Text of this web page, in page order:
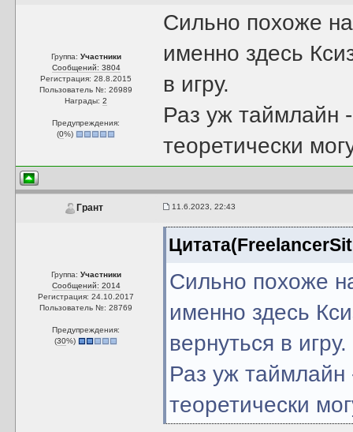
Группа: Участники
Сообщений: 3804
Регистрация: 28.8.2015
Пользователь №: 26989
Награды:2
Предупреждения:
(0%)
Сильно похоже
именно здесь
в игру.
Раз уж таймлайн
теоретически
Грант 11.6.2023, 22:43
Группа: Участники
Сообщений: 2014
Регистрация: 24.10.2017
Пользователь №: 28769
Предупреждения:
(30%)
Сильно похоже
именно здесь
вернуться в игру.
Раз уж
теоретически